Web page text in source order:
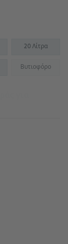
20 Λίτρα
Βυτιοφόρο
(Not